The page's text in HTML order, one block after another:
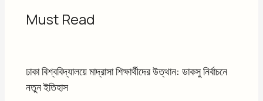
Must Read
ঢাকা বিশ্ববিদ্যালয়ে মাদ্রাসা শিক্ষার্থীদের উত্থান: ডাকসু নির্বাচনে
নতুন ইতিহাস